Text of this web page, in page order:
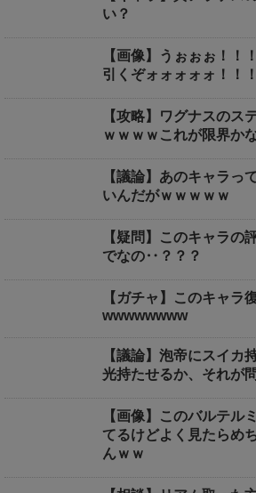
い？
【画像】うぉぉぉ！！
引くぞォォォォォ！！
【攻略】ワグナスのス
ｗｗｗｗこれが限界か
【議論】あのキャラっ
いんだがｗｗｗｗｗ
【疑問】このキャラの
でなの‥？？？
【ガチャ】このキャラ
wwwwwwww
【議論】泡帝にスイカ
光持たせるか、それが
【画像】このバルテル
てるけどよく見たらめ
んｗｗ